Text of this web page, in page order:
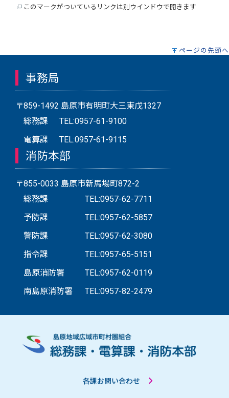
このマークがついているリンクは別ウインドウで開きます
ページの先頭へ
事務局
〒859-1492 島原市有明町大三東戊1327
総務課
TEL:0957-61-9100
電算課
TEL:0957-61-9115
消防本部
〒855-0033 島原市新馬場町872-2
総務課
TEL:0957-62-7711
予防課
TEL:0957-62-5857
警防課
TEL:0957-62-3080
指令課
TEL:0957-65-5151
島原消防署
TEL:0957-62-0119
南島原消防署
TEL:0957-82-2479
各課お問い合わせ